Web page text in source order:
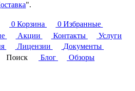
".
0 Корзина 0 Избранные
Акции Контакты
Услуги
Лицензии
Документы
Поиск Блог
Обзоры